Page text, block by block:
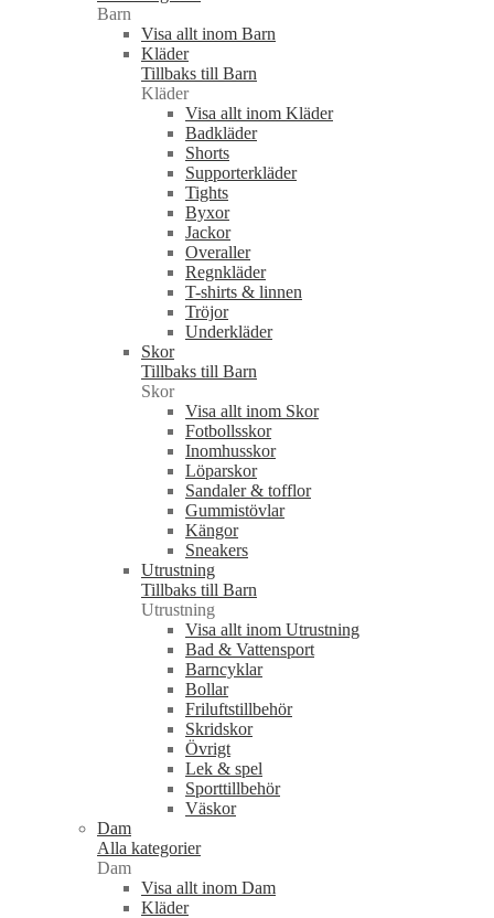
Barn
Visa allt inom Barn
Kläder
Tillbaks till Barn
Kläder
Visa allt inom Kläder
Badkläder
Shorts
Supporterkläder
Tights
Byxor
Jackor
Overaller
Regnkläder
T-shirts & linnen
Tröjor
Underkläder
Skor
Tillbaks till Barn
Skor
Visa allt inom Skor
Fotbollsskor
Inomhusskor
Löparskor
Sandaler & tofflor
Gummistövlar
Kängor
Sneakers
Utrustning
Tillbaks till Barn
Utrustning
Visa allt inom Utrustning
Bad & Vattensport
Barncyklar
Bollar
Friluftstillbehör
Skridskor
Övrigt
Lek & spel
Sporttillbehör
Väskor
Dam
Alla kategorier
Dam
Visa allt inom Dam
Kläder